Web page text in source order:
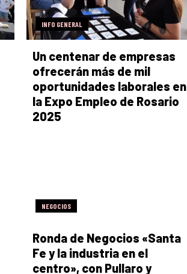
INFO GENERAL
Un centenar de empresas
ofrecerán más de mil
oportunidades laborales en
la Expo Empleo de Rosario
2025
NEGOCIOS
Ronda de Negocios «Santa
Fe y la industria en el
centro», con Pullaro y